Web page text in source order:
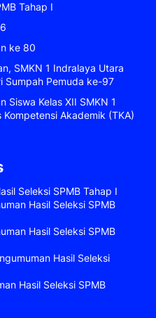
Tahap I
ke 80
SMKN 1 Indralaya Utara
Sumpah Pemuda ke-97
Siswa Kelas XII SMKN 1
Akademik (TKA)
Seleksi SPMB Tahap I
Hasil Seleksi SPMB
Hasil Seleksi SPMB
Hasil Seleksi
Hasil Seleksi SPMB